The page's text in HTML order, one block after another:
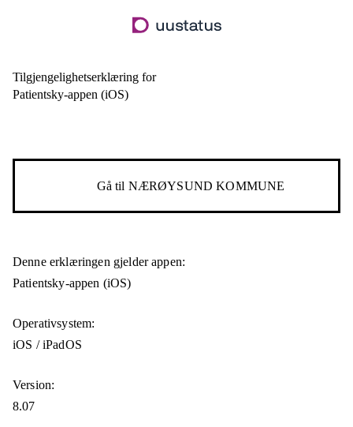
til
Tilgjengelighetserklæring for
Patientsky-appen (iOS)
Gå til NÆRØYSUND KOMMUNE
Denne erklæringen gjelder appen:
Patientsky-appen (iOS)
Operativsystem:
iOS / iPadOS
Version:
8.07